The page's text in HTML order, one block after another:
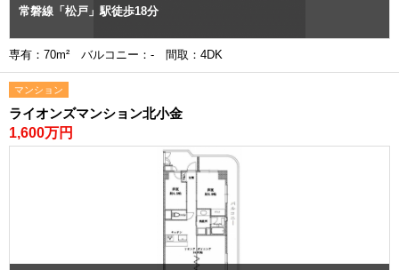
常磐線「松戸」駅徒歩18分
専有：70m² バルコニー：- 間取：4DK
マンション
ライオンズマンション北小金
1,600万円